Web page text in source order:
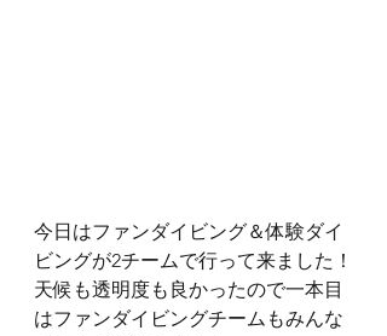
今日はファンダイビング＆体験ダイ
ビングが2チームで行って来ました！
天候も透明度も良かったので一本目
はファンダイビングチームもみんな